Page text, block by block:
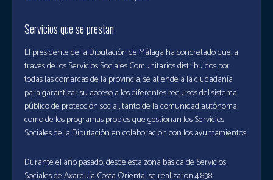
Servicios que se prestan
El presidente de la Diputación de Málaga ha concretado que, a
través de los Servicios Sociales Comunitarios distribuidos por
todas las comarcas de la provincia, se atiende a la ciudadanía
para garantizar su acceso a los diferentes recursos del sistema
público de protección social, tanto de la comunidad autónoma
como de los programas propios que gestionan los Servicios
Sociales de la Diputación en colaboración con los ayuntamientos.
Durante el año pasado, desde esta zona básica de Servicios
Sociales de Axarquía Costa Oriental se realizaron 4.838